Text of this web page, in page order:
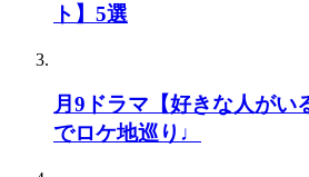
ト】5選
月9ドラマ【好きな人がい
でロケ地巡り♩